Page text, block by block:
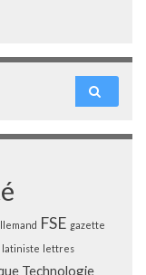
FSE gazette
latiniste lettres
Technologie